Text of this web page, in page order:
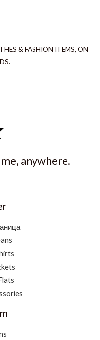
& FASHION ITEMS, ON
anywhere.